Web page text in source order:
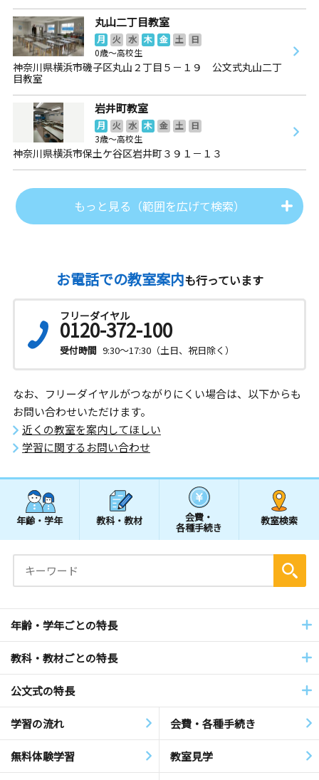
丸山二丁目教室
月 火 水 木 金 土
日
0歳～高校生
神奈川県横浜市磯子区丸山２丁目５－１９ 公文式丸山二丁
目教室
岩井町教室
月 火 水 木 金 土
日
3歳～高校生
神奈川県横浜市保土ケ谷区岩井町３９１－１３
もっと見る（範囲を広げて検索）
お電話での教室案内も行っています
フリーダイヤル
0120-372-100
受付時間 9:30～17:30（土日、祝日除く）
なお、フリーダイヤルがつながりにくい場合は、以下からも
お問い合わせいただけます。
近くの教室を案内してほしい
学習に関するお問い合わせ
年齢・学年 教科・教材 会費・
各種手続き
教室検索
年齢・学年ごとの特長
教科・教材ごとの特長
公文式の特長
学習の流れ 会費・各種手続き
無料体験学習 教室見学